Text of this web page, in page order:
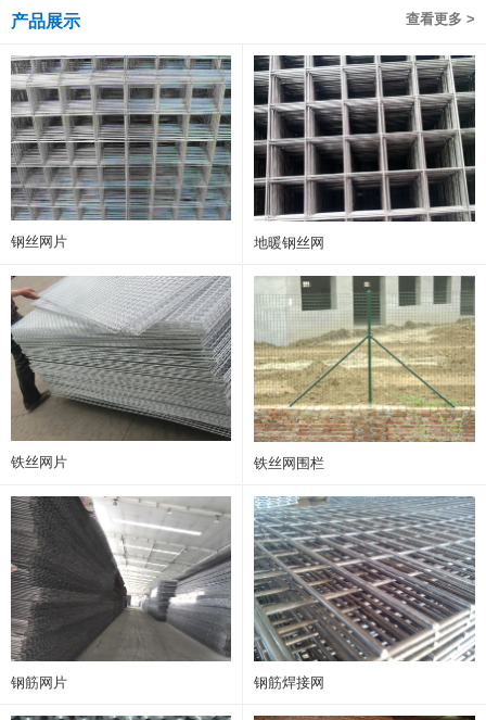
查看更多 >
产品展示
钢丝网片 地暖钢丝网
铁丝网片 铁丝网围栏
钢筋网片 钢筋焊接网